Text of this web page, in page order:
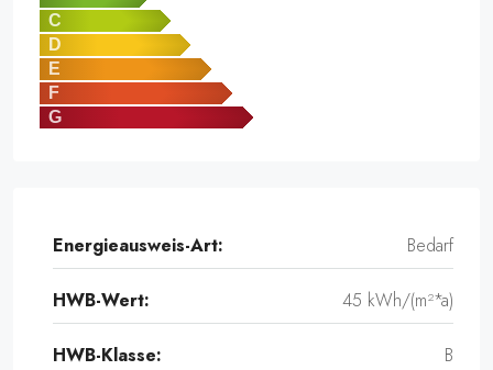
C
D
E
F
G
Energieausweis-Art: Bedarf
HWB-Wert: 45 kWh/(m²*a)
HWB-Klasse: B